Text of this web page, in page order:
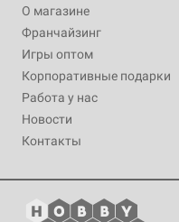
О магазине
Франчайзинг
Игры оптом
Корпоративные подарки
Работа у нас
Новости
Контакты